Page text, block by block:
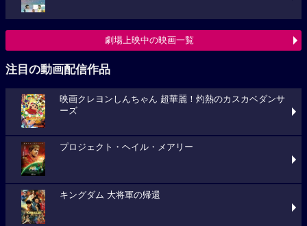
劇場上映中の映画一覧
注目の動画配信作品
映画クレヨンしんちゃん 超華麗！灼熱のカスカベダンサ
ーズ
プロジェクト・ヘイル・メアリー
キングダム 大将軍の帰還